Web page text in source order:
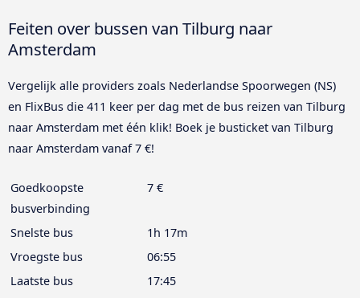
Feiten over bussen van Tilburg naar
Amsterdam
Vergelijk alle providers zoals Nederlandse Spoorwegen (NS)
en FlixBus die 411 keer per dag met de bus reizen van Tilburg
naar Amsterdam met één klik! Boek je busticket van Tilburg
naar Amsterdam vanaf 7 €!
Goedkoopste
busverbinding
7 €
Snelste bus
1h 17m
Vroegste bus
06:55
Laatste bus
17:45